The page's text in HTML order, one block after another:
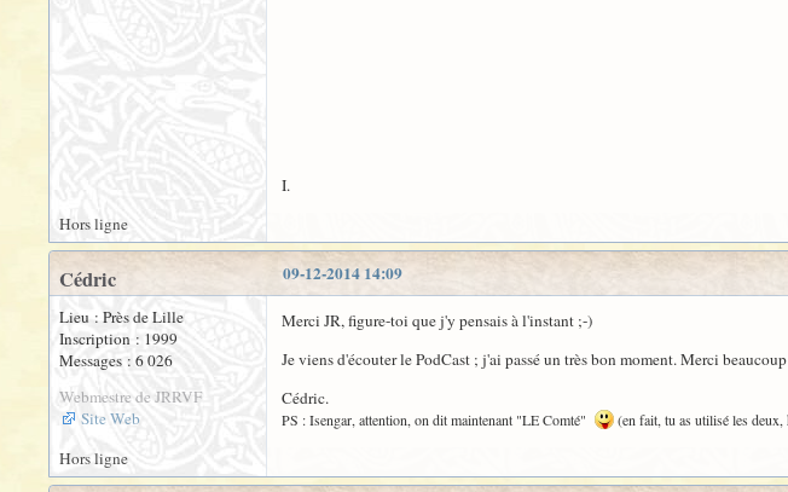
I.
Hors ligne
09-12-2014 14:09
Cédric
Lieu : Près de Lille
Inscription : 1999
Messages : 6 026
Webmestre de JRRVF
Site Web
Merci JR, figure-toi que j'y pensais à l'instant ;-)
Je viens d'écouter le PodCast ; j'ai passé un très bon moment. Merci
Cédric.
PS : Isengar, attention, on dit maintenant "LE Comté" (en fait, tu as utilisé les
Hors ligne